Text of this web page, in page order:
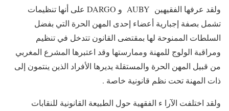
ولقد عرفها الفقيهين AUBY و DARGO على أنها تنظيمات
تشمل بصفة إجبارية أعضاء إحدى المهن الحرة التي بفضل
السلطات الممنوحة لها بمقتضى القانون تتدخل في تنظيم
ومراقبة الولوج للمهنة وممارستها وقد اعتبرها المشرع المغربي
من قبيل المهن الحرة والمستقلة يديرها الأفراد الذين ينتمون إلى
ذات المهنة تحت نظم قانونية خاصة .
ولقد اختلفت الآرا ء الفقهية حول الطبيعة القانونية للنقابات